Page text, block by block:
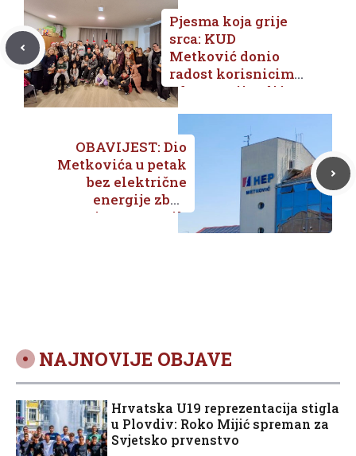
Pjesma koja grije
srca: KUD
Metković donio
radost korisnicima
udruga Prijatelj i
Otac Ante Gabrić
OBAVIJEST: Dio
Metkovića u petak
bez električne
energije zbog
interventnih
radova
NAJNOVIJE OBJAVE
Hrvatska U19 reprezentacija stigla
u Plovdiv: Roko Mijić spreman za
Svjetsko prvenstvo